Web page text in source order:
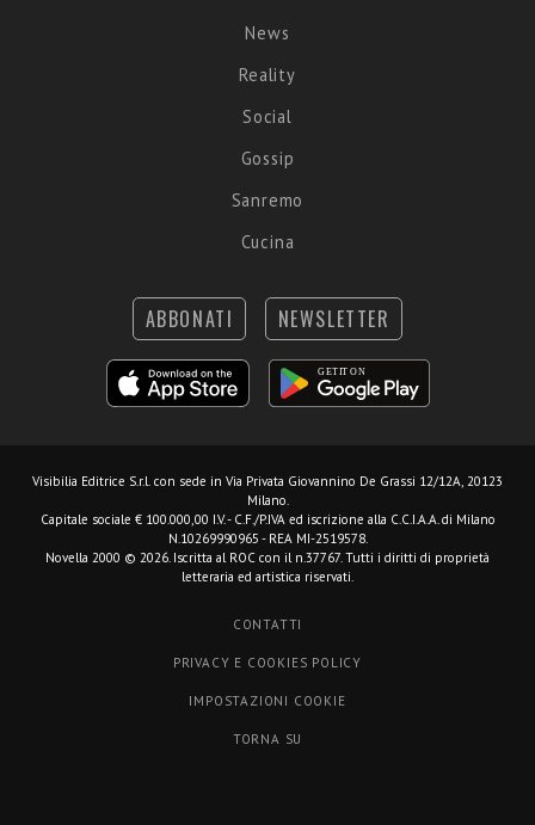
News
Reality
Social
Gossip
Sanremo
Cucina
ABBONATI NEWSLETTER
Visibilia Editrice S.r.l. con sede in Via Privata Giovannino De Grassi 12/12A, 20123
Milano.
Capitale sociale € 100.000,00 I.V. - C.F./P.IVA ed iscrizione alla C.C.I.A.A. di Milano
N.10269990965 - REA MI-2519578.
Novella 2000 © 2026. Iscritta al ROC con il n.37767. Tutti i diritti di proprietà
letteraria ed artistica riservati.
CONTATTI
PRIVACY E COOKIES POLICY
IMPOSTAZIONI COOKIE
TORNA SU